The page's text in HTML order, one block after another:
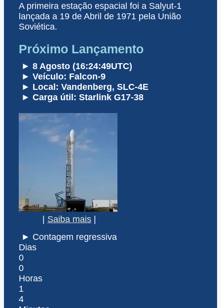
A primeira estação espacial foi a Salyut-1
lançada a 19 de Abril de 1971 pela União
Soviética.
Próximo Lançamento
► 8 Agosto (16:24:49UTC)
► Veículo: Falcon-9
► Local: Vandenberg, SLC-4E
► Carga útil: Starlink G17-38
Saiba mais
► Contagem regressiva
Dias
0
0
Horas
1
4